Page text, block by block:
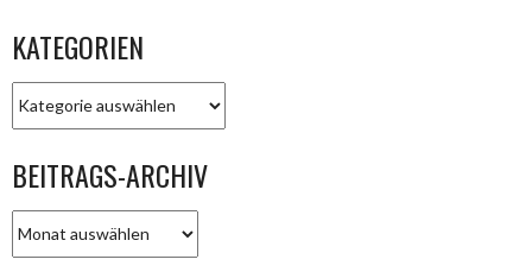
KATEGORIEN
BEITRAGS-ARCHIV
ARCHIV